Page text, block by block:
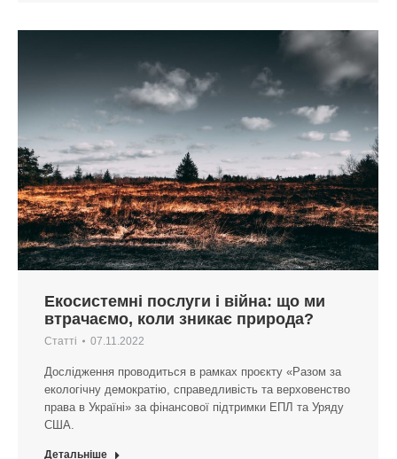
Екосистемні послуги і війна: що ми
втрачаємо, коли зникає природа?
Статті 07.11.2022
Дослідження проводиться в рамках проєкту «Разом за
екологічну демократію, справедливість та верховенство
права в Україні» за фінансової підтримки ЕПЛ та Уряду
США.
Детальніше